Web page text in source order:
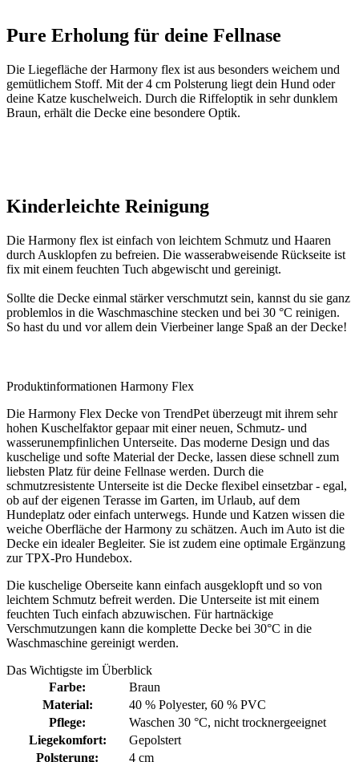
Pure Erholung für deine Fellnase
Die Liegefläche der Harmony flex ist aus besonders weichem und
gemütlichem Stoff. Mit der 4 cm Polsterung liegt dein Hund oder
deine Katze kuschelweich. Durch die Riffeloptik in sehr dunklem
Braun, erhält die Decke eine besondere Optik.
Kinderleichte Reinigung
Die Harmony flex ist einfach von leichtem Schmutz und Haaren
durch Ausklopfen zu befreien. Die wasserabweisende Rückseite ist
fix mit einem feuchten Tuch abgewischt und gereinigt.
Sollte die Decke einmal stärker verschmutzt sein, kannst du sie ganz
problemlos in die Waschmaschine stecken und bei 30 °C reinigen.
So hast du und vor allem dein Vierbeiner lange Spaß an der Decke!
Produktinformationen Harmony Flex
Die Harmony Flex Decke von TrendPet überzeugt mit ihrem sehr
hohen Kuschelfaktor gepaar mit einer neuen, Schmutz- und
wasserunempfinlichen Unterseite. Das moderne Design und das
kuschelige und softe Material der Decke, lassen diese schnell zum
liebsten Platz für deine Fellnase werden. Durch die
schmutzresistente Unterseite ist die Decke flexibel einsetzbar - egal,
ob auf der eigenen Terasse im Garten, im Urlaub, auf dem
Hundeplatz oder einfach unterwegs. Hunde und Katzen wissen die
weiche Oberfläche der Harmony zu schätzen. Auch im Auto ist die
Decke ein idealer Begleiter. Sie ist zudem eine optimale Ergänzung
zur TPX-Pro Hundebox.
Die kuschelige Oberseite kann einfach ausgeklopft und so von
leichtem Schmutz befreit werden. Die Unterseite ist mit einem
feuchten Tuch einfach abzuwischen. Für hartnäckige
Verschmutzungen kann die komplette Decke bei 30°C in die
Waschmaschine gereinigt werden.
Das Wichtigste im Überblick
Farbe:
Braun
Material:
40 % Polyester, 60 % PVC
Pflege:
Waschen 30 °C, nicht trocknergeeignet
Liegekomfort:
Gepolstert
Polsterung:
4 cm